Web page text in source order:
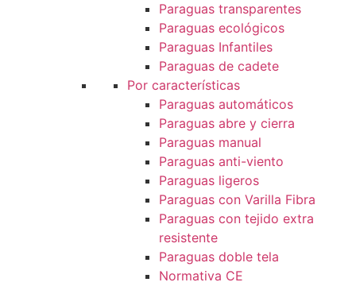
Paraguas transparentes
Paraguas ecológicos
Paraguas Infantiles
Paraguas de cadete
Por características
Paraguas automáticos
Paraguas abre y cierra
Paraguas manual
Paraguas anti-viento
Paraguas ligeros
Paraguas con Varilla Fibra
Paraguas con tejido extra
resistente
Paraguas doble tela
Normativa CE